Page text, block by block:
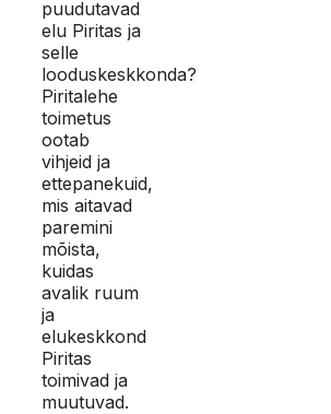
puudutavad
elu Piritas ja
selle
looduskeskkonda?
Piritalehe
toimetus
ootab
vihjeid ja
ettepanekuid,
mis aitavad
paremini
mõista,
kuidas
avalik ruum
ja
elukeskkond
Piritas
toimivad ja
muutuvad.